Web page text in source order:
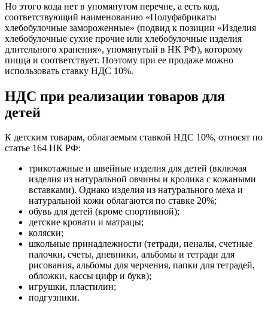
Но этого кода нет в упомянутом перечне, а есть код,
соответствующий наименованию «Полуфабрикаты
хлебобулочные замороженные» (подвид к позиции «Изделия
хлебобулочные сухие прочие или хлебобулочные изделия
длительного хранения», упомянутый в НК РФ), которому
пицца и соответствует. Поэтому при ее продаже можно
использовать ставку НДС 10%.
НДС при реализации товаров для
детей
К детским товарам, облагаемым ставкой НДС 10%, относят по
статье 164 НК РФ:
трикотажные и швейные изделия для детей (включая
изделия из натуральной овчины и кролика с кожаными
вставками). Однако изделия из натурального меха и
натуральной кожи облагаются по ставке 20%;
обувь для детей (кроме спортивной);
детские кровати и матрацы;
коляски;
школьные принадлежности (тетради, пеналы, счетные
палочки, счеты, дневники, альбомы и тетради для
рисования, альбомы для черчения, папки для тетрадей,
обложки, кассы цифр и букв);
игрушки, пластилин;
подгузники.